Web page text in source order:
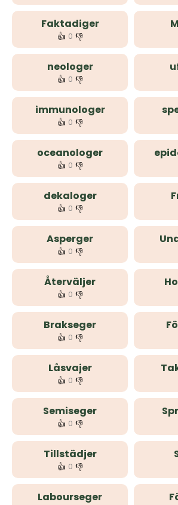
Faktadiger
👍 0 👎
neologer
👍 0 👎
immunologer
👍 0 👎
oceanologer
👍 0 👎
dekaloger
👍 0 👎
Asperger
👍 0 👎
Återväljer
👍 0 👎
Brakseger
👍 0 👎
Låsvajer
👍 0 👎
Semiseger
👍 0 👎
Tillstädjer
👍 0 👎
Labourseger